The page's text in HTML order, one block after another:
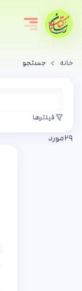
خانه جستجو
فیلترها
۲۹مورد